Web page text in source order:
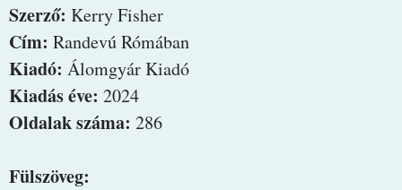
Szerző: Kerry Fisher
Cím: Randevú Rómában
Kiadó: Álomgyár Kiadó
Kiadás éve: 2024
Oldalak száma: 286
Fülszöveg: